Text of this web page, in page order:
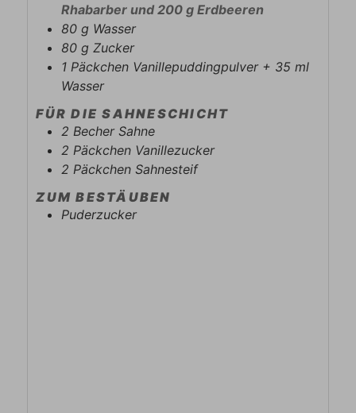
Rhabarber und 200 g Erdbeeren
80 g Wasser
80 g Zucker
1 Päckchen Vanillepuddingpulver + 35 ml
Wasser
FÜR DIE SAHNESCHICHT
2 Becher Sahne
2 Päckchen Vanillezucker
2 Päckchen Sahnesteif
ZUM BESTÄUBEN
Puderzucker